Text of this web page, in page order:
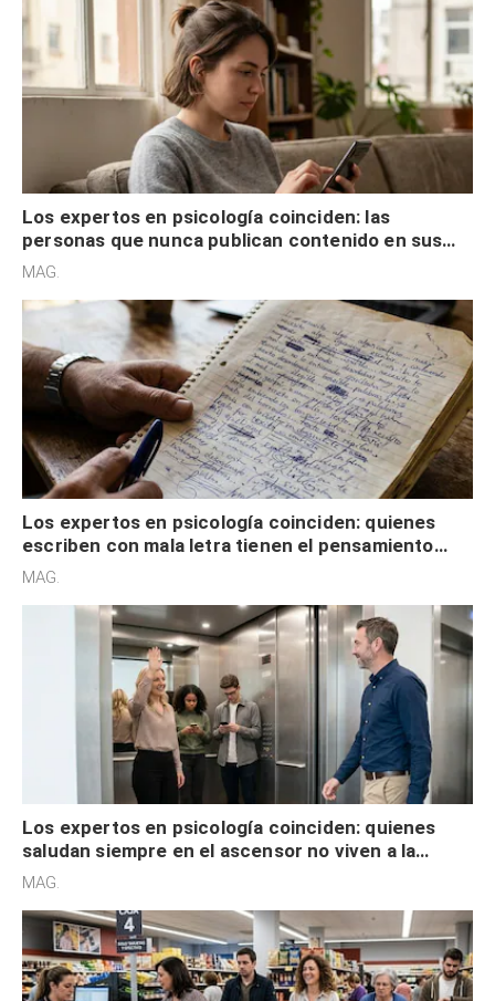
Los expertos en psicología coinciden: las
personas que nunca publican contenido en sus
redes sociales no pretenden buscar validación
MAG.
Los expertos en psicología coinciden: quienes
escriben con mala letra tienen el pensamiento
acelerado y no lo hacen por desinterés
MAG.
Los expertos en psicología coinciden: quienes
saludan siempre en el ascensor no viven a la
defensiva y tienen apertura social
MAG.